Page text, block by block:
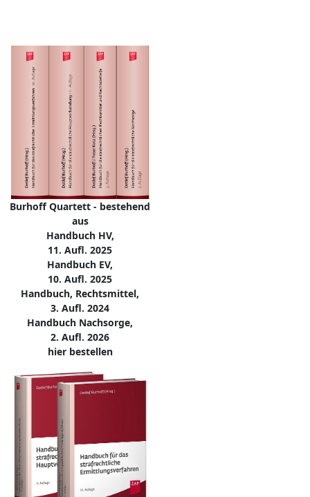
Burhoff Quartett - bestehend
aus
Handbuch HV,
11. Aufl. 2025
Handbuch EV,
10. Aufl. 2025
Handbuch, Rechtsmittel,
3. Aufl. 2024
Handbuch Nachsorge,
2. Aufl. 2026
hier bestellen